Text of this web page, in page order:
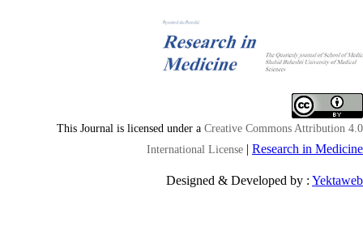
This Journal is licensed under aCreative Commons Attribution
International License|Research in
Designed & Developed by :